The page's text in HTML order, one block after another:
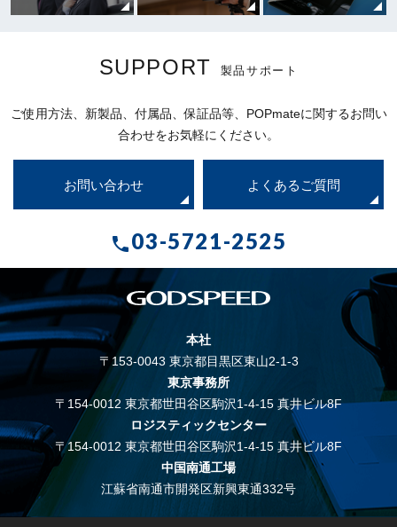
SUPPORT 製品サポート
ご使用方法、新製品、付属品、保証品等、POPmateに関するお問い
合わせをお気軽にください。
お問い合わせ よくあるご質問
call03-5721-2525
本社
〒153-0043 東京都目黒区東山2-1-3
東京事務所
〒154-0012 東京都世田谷区駒沢1-4-15 真井ビル8F
ロジスティックセンター
〒154-0012 東京都世田谷区駒沢1-4-15 真井ビル8F
中国南通工場
江蘇省南通市開発区新興東通332号